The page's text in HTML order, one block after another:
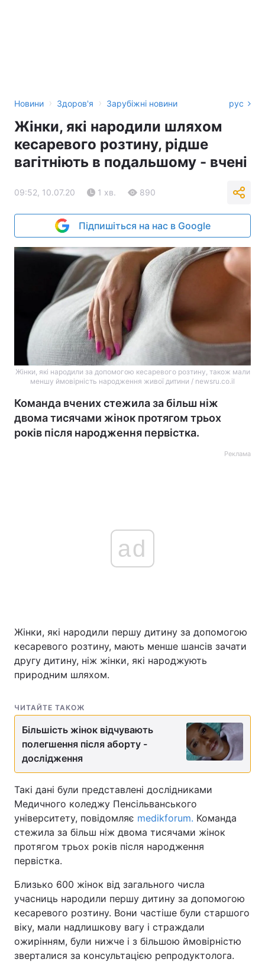
Новини › Здоров'я › Зарубіжні новини рус
Жінки, які народили шляхом
кесаревого розтину, рідше
вагітніють в подальшому - вчені
09:52, 10.07.20 1 хв. 890
Підпишіться на нас в Google
Жінки, які народили за допомогою кесаревого розтину, також мали
меншу ймовірність народження живої дитини / newsru.co.il
Команда вчених стежила за більш ніж
двома тисячами жінок протягом трьох
років після народження первістка.
Реклама
ad
Жінки, які народили першу дитину за допомогою
кесаревого розтину, мають менше шансів зачати
другу дитину, ніж жінки, які народжують
природним шляхом.
ЧИТАЙТЕ ТАКОЖ
Більшість жінок відчувають
полегшення після аборту -
дослідження
Такі дані були представлені дослідниками
Медичного коледжу Пенсільванського
університету, повідомляє medikforum. Команда
стежила за більш ніж двома тисячами жінок
протягом трьох років після народження
первістка.
Близько 600 жінок від загального числа
учасниць народили першу дитину за допомогою
кесаревого розтину. Вони частіше були старшого
віку, мали надлишкову вагу і страждали
ожирінням, були нижче і з більшою ймовірністю
зверталися за консультацією репродуктолога.